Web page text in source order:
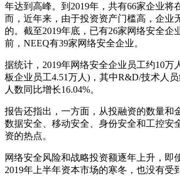
年达到高峰。到2019年，共有66家企业将
而，近年来，由于投资资产门槛高，企业
的。截至2019年底，已有26家网络安全企
前，NEEQ有39家网络安全企业。
据统计，2019年网络安全企业员工约10万
板企业员工4.51万人)，其中R&D/技术人
人数同比增长16.04%。
报告还指出，一方面，从投融资的数量和
数据安全、移动安全、身份安全和工控安
资的热点。
网络安全风险和战略投资额逐年上升，即
2019年上半年资本市场的寒冬，也没有受